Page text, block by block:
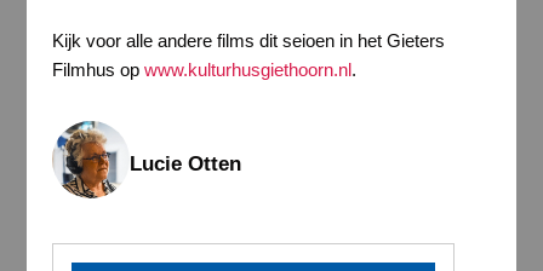
Kijk voor alle andere films dit seioen in het Gieters
Filmhus op www.kulturhusgiethoorn.nl.
Lucie Otten